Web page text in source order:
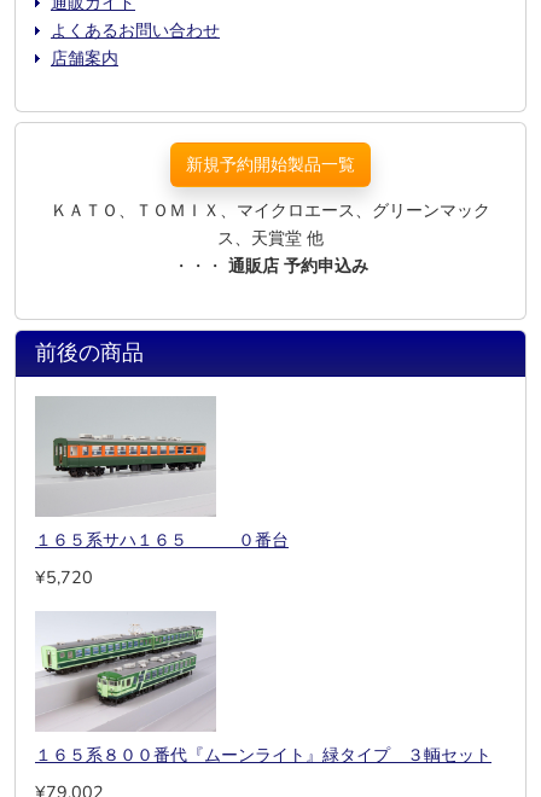
よくあるお問い合わせ
店舗案内
新規予約開始製品一覧
ＫＡＴＯ、ＴＯＭＩＸ、マイクロエース、グリーンマック
ス、天賞堂 他
・・・ 通販店 予約申込み
前後の商品
１６５系サハ１６５ ０番台
¥5,720
１６５系８００番代『ムーンライト』緑タイプ ３輌セット